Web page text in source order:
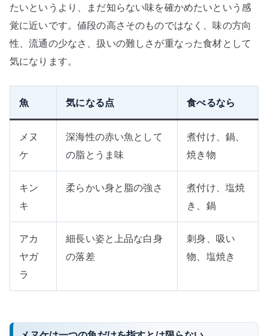
たいというより、まだ知らない味を確かめたいという感
覚に近いです。値段の高さそのものではなく、味の方向
性、流通の少なさ、扱いの難しさが重なった食材として
気になります。
魚 気になる点 食べるなら
メヌ
ケ
深海性の赤い魚として
の脂とうま味
煮付け、鍋、
焼き物
キン
キ
柔らかい身と脂の強さ
煮付け、塩焼
き、鍋
アカ
ヤガ
ラ
細長い姿と上品な白身
の落差
刺身、吸い
物、塩焼き